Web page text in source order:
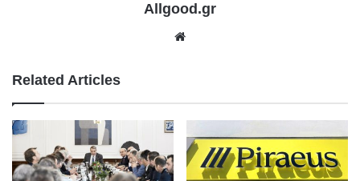
Allgood.gr
Related Articles